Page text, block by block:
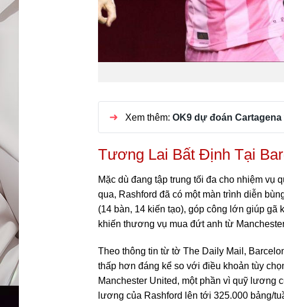
Xem thêm:OK9 dự đoán
Tương Lai Bất Định Tại
Mặc dù đang tập trung tối đa cho nhiệm vụ
qua, Rashford đã có một màn trình diễn
(14 bàn, 14 kiến tạo), góp công lớn giúp gã
khiến thương vụ mua đứt anh từ
Theo thông tin từ tờ The Daily Mail,
thấp hơn đáng kể so với điều khoản tùy
Manchester United, một phần vì quỹ lương
lương của Rashford lên tới 325.000 bảng/